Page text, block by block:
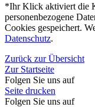
*Ihr Klick aktiviert die
personenbezogene
Cookies gespeichert.
Datenschutz.
Zurück zur Übersicht
Zur Startseite
Folgen Sie uns auf
Seite drucken
Folgen Sie uns auf